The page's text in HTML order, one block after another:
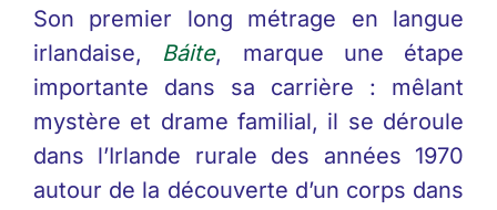
Son premier long métrage en langue
irlandaise, Báite, marque une étape
importante dans sa carrière : mêlant
mystère et drame familial, il se déroule
dans l’Irlande rurale des années 1970
autour de la découverte d’un corps dans